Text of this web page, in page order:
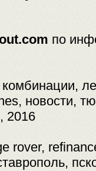
по
новости,
2016
rover,